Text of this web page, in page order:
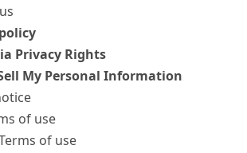
Privacy Rights
My Personal Information
of use
of use